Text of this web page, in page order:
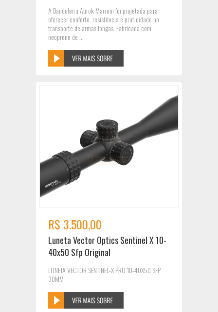
A Bandoleira Aurok Marrom foi projetada para
oferecer conforto, resistência e praticidade no
transporte de armas longas. Fabricada com
neoprene de ...
R$ 3.500,00
Luneta Vector Optics Sentinel X 10-
40x50 Sfp Original
LUNETA VECTOR SENTINEL-X PRO 10-40X50 SFP
30MM